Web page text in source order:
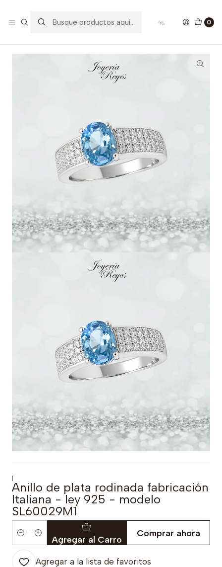
0
Anillo de plata rodinada fabricación Italiana - ley 925 -
modelo SL60029M1
|
Anillo de plata rodinada fabricación
Italiana - ley 925 - modelo
SL60029M1
Cantidad Agregar al Carro
Comprar ahora
Agregar a la lista de favoritos